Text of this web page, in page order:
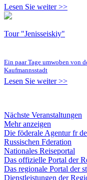
Lesen Sie weiter >>
Tour "Jenisseiskiy"
Ein paar Tage umwoben von
Kaufmannsstadt
Lesen Sie weiter >>
Nächste Veranstaltungen
Mehr anzeigen
Die föderale Agentur fr
Russischen Fderation
Nationales Reiseportal
Das offizielle Portal der
Das regionale Portal der
Dienstleistungen der